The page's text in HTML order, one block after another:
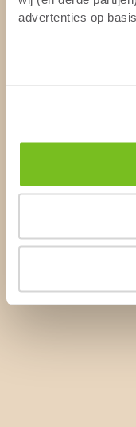
advertenties op